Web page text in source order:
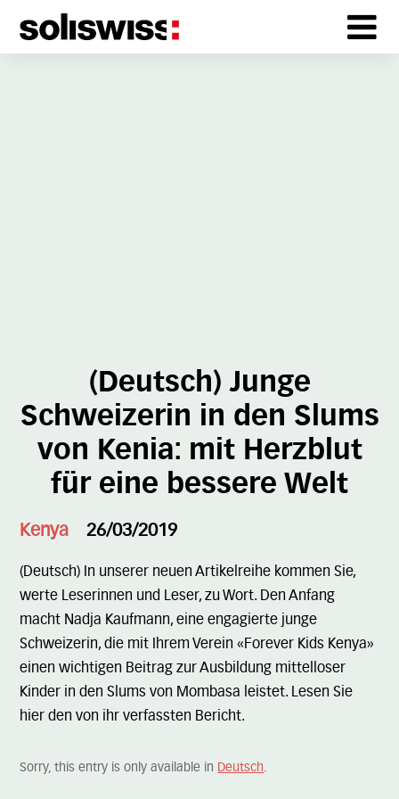
(Deutsch) Junge
Schweizerin in den Slums
von Kenia: mit Herzblut
für eine bessere Welt
Kenya 26/03/2019
(Deutsch) In unserer neuen Artikelreihe kommen Sie,
werte Leserinnen und Leser, zu Wort. Den Anfang
macht Nadja Kaufmann, eine engagierte junge
Schweizerin, die mit Ihrem Verein «Forever Kids Kenya»
einen wichtigen Beitrag zur Ausbildung mittelloser
Kinder in den Slums von Mombasa leistet. Lesen Sie
hier den von ihr verfassten Bericht.
Sorry, this entry is only available in Deutsch.